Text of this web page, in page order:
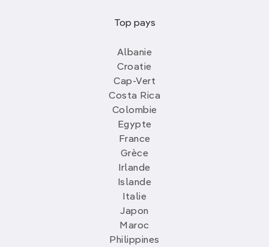
Top pays
Albanie
Croatie
Cap-Vert
Costa Rica
Colombie
Egypte
France
Grèce
Irlande
Islande
Italie
Japon
Maroc
Philippines